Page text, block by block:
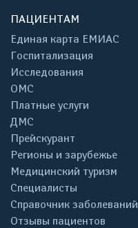
ПАЦИЕНТАМ
Единая карта ЕМИАС
Госпитализация
Исследования
ОМС
Платные услуги
ДМС
Прейскурант
Регионы и зарубежье
Медицинский туризм
Специалисты
Справочник заболеваний
Отзывы пациентов